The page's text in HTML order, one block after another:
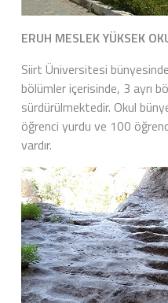
ERUH MESLEK YÜKSEK
Siirt Üniversitesi bünyesinde
bölümler içerisinde, 3 ayrı
sürdürülmektedir. Okul
öğrenci yurdu ve 100
vardır.